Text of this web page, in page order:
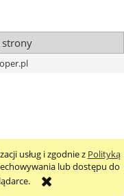
usług i zgodnie z Polityką
lub dostępu do
strony